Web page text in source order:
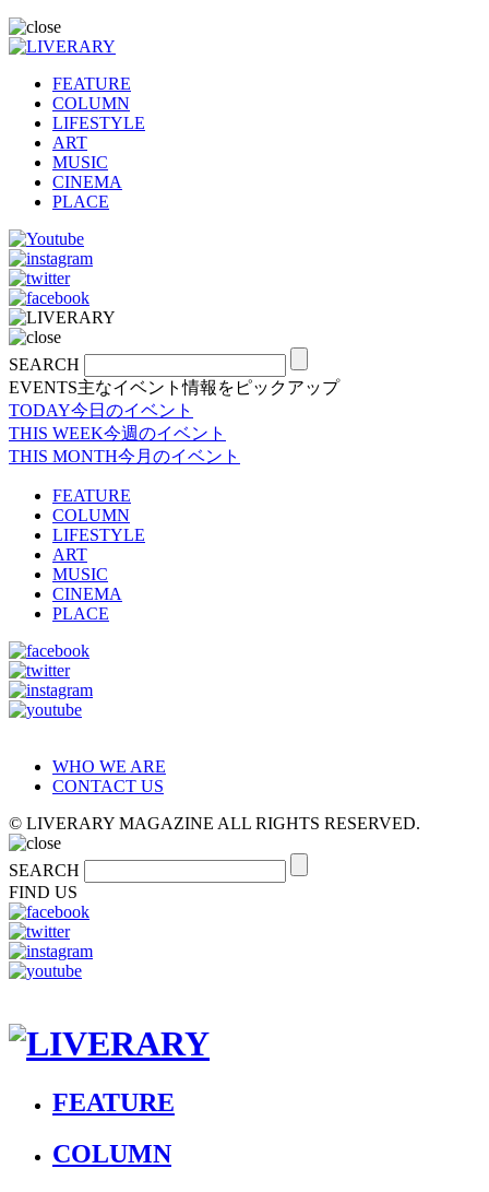
FEATURE
COLUMN
LIFESTYLE
ART
MUSIC
CINEMA
PLACE
SEARCH
EVENTS主なイベント情報をピックアップ
TODAY今日のイベント
THIS WEEK今週のイベント
THIS MONTH今月のイベント
FEATURE
COLUMN
LIFESTYLE
ART
MUSIC
CINEMA
PLACE
WHO WE ARE
CONTACT US
© LIVERARY MAGAZINE ALL RIGHTS RESERVED.
SEARCH
FIND US
FEATURE
COLUMN